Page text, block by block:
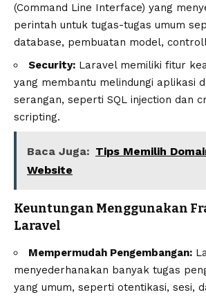
(Command Line Interface) yang
perintah untuk tugas-tugas umum
database, pembuatan model,
Security: Laravel memiliki fitur
yang membantu melindungi aplikasi
serangan, seperti SQL injection dan
scripting.
Baca Juga: Tips Memilih
Website
Keuntungan Menggunakan
Laravel
Mempermudah Pengembangan:
menyederhanakan banyak tugas
yang umum, seperti otentikasi, sesi,